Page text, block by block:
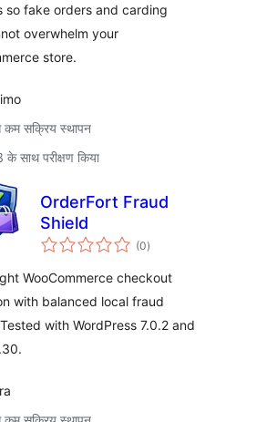
so fake orders and carding
overwhelm your
store.
सक्रिय स्थापन
साथ परीक्षण किया
OrderFort Fraud
Shield
(0कुल
दर)
WooCommerce checkout
with balanced local fraud
with WordPress 7.0.2 and